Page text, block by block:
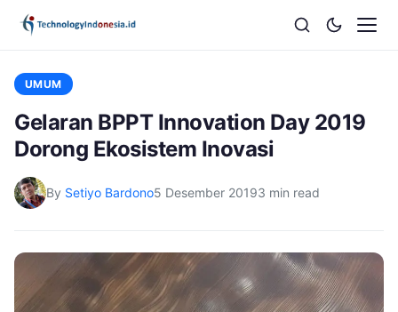
UMUM
Gelaran BPPT Innovation Day 2019
Dorong Ekosistem Inovasi
By Setiyo Bardono5 Desember 20193 min read